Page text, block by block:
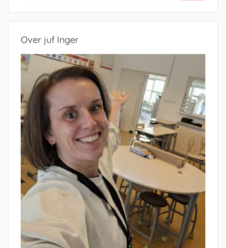
Over juf Inger